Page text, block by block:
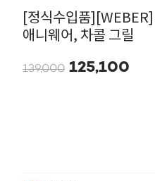
[정식수입품
애니웨어, 차콜 그릴
139,000 125,100